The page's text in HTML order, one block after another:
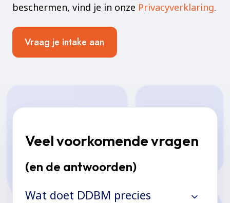
beschermen, vind je in onze Privacyverklaring.
Veel voorkomende vragen
(en de antwoorden)
Wat doet DDBM precies